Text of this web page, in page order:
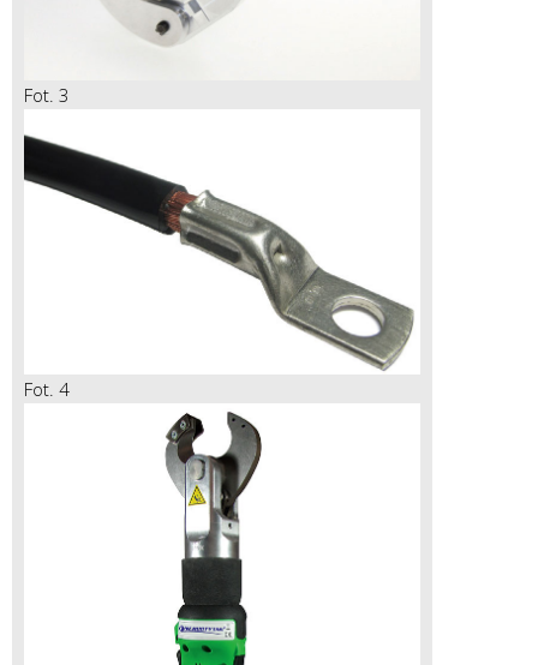
Fot. 3
Fot. 4